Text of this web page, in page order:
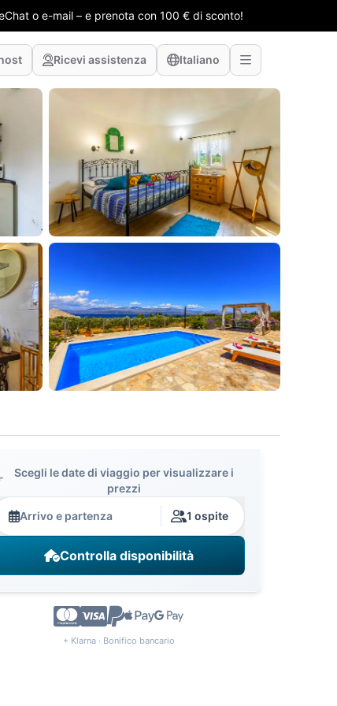
o e-mail – e prenota con 100 € di sconto!
Ricevi assistenza Italiano
Scegli le date di viaggio per visualizzare i
prezzi
Arrivo e partenza 1 ospite
Controlla disponibilità
+ Klarna · Bonifico bancario